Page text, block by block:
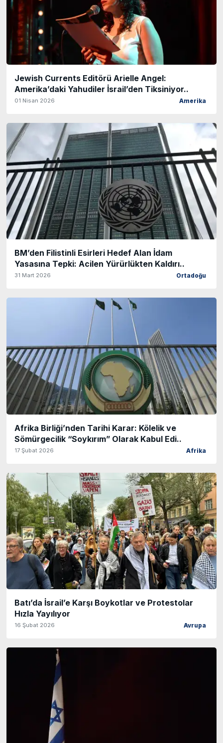
Jewish Currents Editörü Arielle Angel:
Amerika’daki Yahudiler İsrail’den Tiksiniyor..
01 Nisan 2026 Amerika
BM’den Filistinli Esirleri Hedef Alan İdam
Yasasına Tepki: Acilen Yürürlükten Kaldırı..
31 Mart 2026 Ortadoğu
Afrika Birliği’nden Tarihi Karar: Kölelik ve
Sömürgecilik “Soykırım” Olarak Kabul Edi..
17 Şubat 2026 Afrika
Batı’da İsrail’e Karşı Boykotlar ve Protestolar
Hızla Yayılıyor
16 Şubat 2026 Avrupa